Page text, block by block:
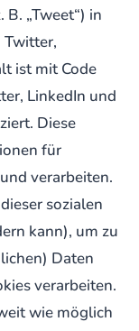
B. „Tweet“) in
Twitter,
ist mit Code
LinkedIn und
Diese
für
verarbeiten.
sozialen
kann), um zu
Daten
verarbeiten.
wie möglich